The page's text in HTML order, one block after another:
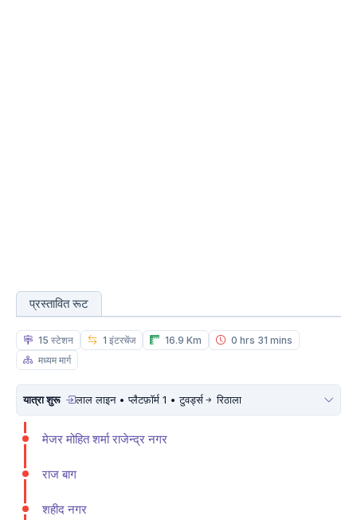
प्रस्तावित रूट
15 स्टेशन 1 इंटरचेंज 16.9 Km
0 hrs 31 mins
मध्यम मार्ग
यात्रा शुरू लाल लाइन • प्लैटफ़ॉर्म 1 • टुवर्ड्स रिठाला
मे‌‌जर मोहित शर्मा राजेन्द्र नगर
राज बाग
शहीद नगर